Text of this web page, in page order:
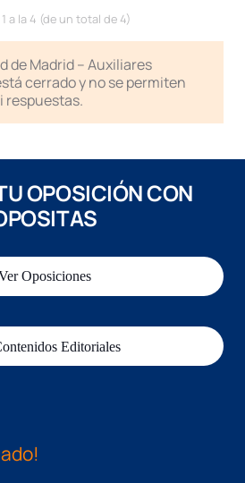
a la 4 (de un total de 4)
de Madrid – Auxiliares
cerrado y no se permiten
respuestas.
OPOSICIÓN CON
Oposiciones
Editoriales